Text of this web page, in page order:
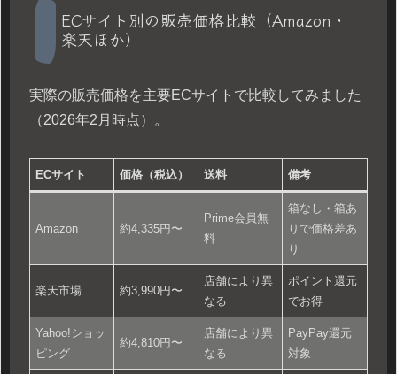
ECサイト別の販売価格比較（Amazon・
楽天ほか）
実際の販売価格を主要ECサイトで比較してみました
（2026年2月時点）。
ECサイト 価格（税込） 送料 備考
Amazon 約4,335円〜
Prime会員無
料
箱なし・箱あ
りで価格差あ
り
楽天市場 約3,990円〜
店舗により異
なる
ポイント還元
でお得
Yahoo!ショッ
ピング
約4,810円〜
店舗により異
なる
PayPay還元
対象